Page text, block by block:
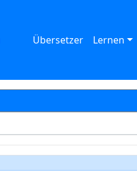
Übersetzer Lernen